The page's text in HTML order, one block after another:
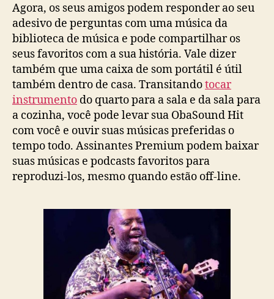
Agora, os seus amigos podem responder ao seu
adesivo de perguntas com uma música da
biblioteca de música e pode compartilhar os
seus favoritos com a sua história. Vale dizer
também que uma caixa de som portátil é útil
também dentro de casa. Transitandotocar
instrumento do quarto para a sala e da sala para
a cozinha, você pode levar sua ObaSound Hit
com você e ouvir suas músicas preferidas o
tempo todo. Assinantes Premium podem baixar
suas músicas e podcasts favoritos para
reproduzi-los, mesmo quando estão off-line.